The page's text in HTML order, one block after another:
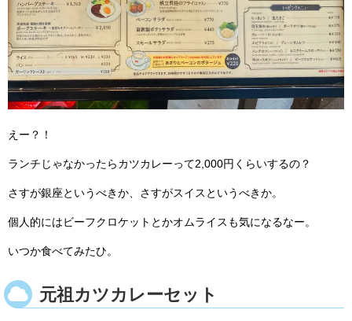
えー？！
ランチじゃなかったらカツカレーって2,000円くらいするの？
さすが銀座というべきか、さすがスイスというべきか。
個人的にはビーフクロケットとかオムライスも気になるなー。
いつか食べてみたひ。
元祖カツカレーセット